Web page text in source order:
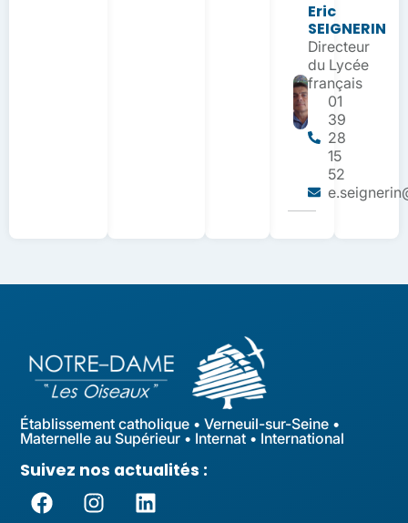
Eric
SEIGNERIN
Directeur
du Lycée
français
01
39
28
15
52
Établissement catholique • Verneuil-sur-Seine •
Maternelle au Supérieur • Internat • International
Suivez nos actualités :